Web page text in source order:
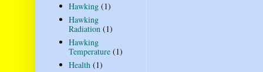
Hawking (1)
Hawking
Radiation (1)
Hawking
Temperature (1)
Health (1)